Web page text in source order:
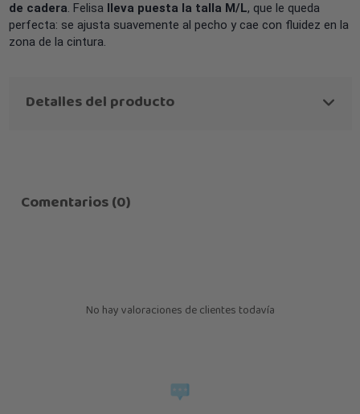
de cadera. Felisa lleva puesta la talla M/L, que le queda
perfecta: se ajusta suavemente al pecho y cae con fluidez en la
zona de la cintura.
Detalles del producto
Comentarios (0)
No hay valoraciones de clientes todavía